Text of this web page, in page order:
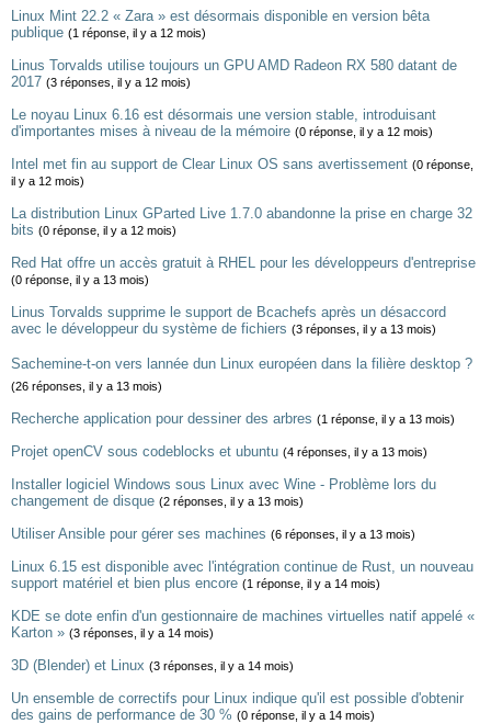
Linux Mint 22.2 « Zara » est désormais disponible en version bêta
publique (1 réponse, il y a 12 mois)
Linus Torvalds utilise toujours un GPU AMD Radeon RX 580 datant de
2017 (3 réponses, il y a 12 mois)
Le noyau Linux 6.16 est désormais une version stable, introduisant
d'importantes mises à niveau de la mémoire (0 réponse, il y a 12 mois)
Intel met fin au support de Clear Linux OS sans avertissement (0 réponse,
il y a 12 mois)
La distribution Linux GParted Live 1.7.0 abandonne la prise en charge 32
bits (0 réponse, il y a 12 mois)
Red Hat offre un accès gratuit à RHEL pour les développeurs d'entreprise
(0 réponse, il y a 13 mois)
Linus Torvalds supprime le support de Bcachefs après un désaccord
avec le développeur du système de fichiers (3 réponses, il y a 13 mois)
Sachemine-t-on vers lannée dun Linux européen dans la filière desktop ?
(26 réponses, il y a 13 mois)
Recherche application pour dessiner des arbres (1 réponse, il y a 13 mois)
Projet openCV sous codeblocks et ubuntu (4 réponses, il y a 13 mois)
Installer logiciel Windows sous Linux avec Wine - Problème lors du
changement de disque (2 réponses, il y a 13 mois)
Utiliser Ansible pour gérer ses machines (6 réponses, il y a 13 mois)
Linux 6.15 est disponible avec l'intégration continue de Rust, un nouveau
support matériel et bien plus encore (1 réponse, il y a 14 mois)
KDE se dote enfin d'un gestionnaire de machines virtuelles natif appelé «
Karton » (3 réponses, il y a 14 mois)
3D (Blender) et Linux (3 réponses, il y a 14 mois)
Un ensemble de correctifs pour Linux indique qu'il est possible d'obtenir
des gains de performance de 30 % (0 réponse, il y a 14 mois)